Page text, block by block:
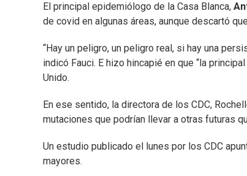
El principal epidemiólogo de la Casa Blanca,
de covid en algunas áreas, aunque descartó
“Hay un peligro, un peligro real, si hay una
indicó Fauci. E hizo hincapié en que “la
Unido.
En ese sentido, la directora de los CDC,
mutaciones que podrían llevar a otras futuras
Un estudio publicado el lunes por los CDC
mayores.